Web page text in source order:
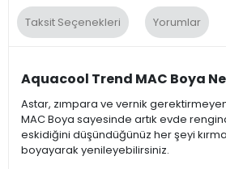
Taksit Seçenekleri Yorumlar
Aquacool Trend MAC Boya
Astar, zımpara ve vernik
MAC Boya sayesinde artık evde
eskidiğini düşündüğünüz her şeyi
boyayarak yenileyebilirsiniz.